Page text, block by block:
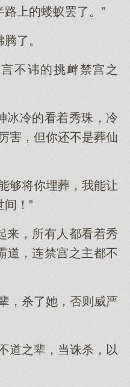
上的蝼蚁罢了。”
了。
不讳的挑衅禁宫之
冰冷的看着秀珠，冷
害，但你还不是葬仙
够将你埋葬，我能让
！”
来，所有人都看着秀
道，连禁宫之主都不
，杀了她，否则威严
道之辈，当诛杀，以